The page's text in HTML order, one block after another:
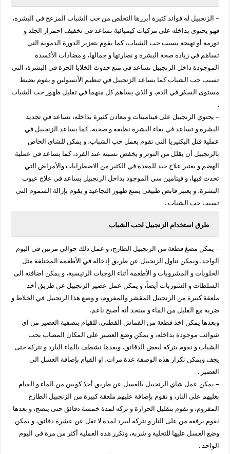
– الزنجبيل له فوائد كثيرة أبرزها التخلص من حب الشباب المزعج في البشرة،
فهو يحتوي بداخله على مركبات كيميائية تساعد في تخفيف احمرار الجلد و
تورمه أو تهيجه بسبب حب الشباب، كما يقوم بتعزيز الدورة الدموية التي
تساهم في زيادة صحة البشرة و نضارتها و جمالها، و مضادات الأكسدة
الموجودة داخل الزنجبيل تساعد في منع حدوث الخلايا الحرة في البشرة، التي
تسبب حب الشباب كما يساعد الزنجبيل في تنظيم الأنسولين و يقوم بضبط
مستوى السكر في الدم، و الذي يساهم كل منهما في تقليل ظهور حب الشباب
.
– يحتوي الزنجبيل على فيتامينات و معادن كثيرة بداخله، تساعد في تجديد
البشرة و تساعد في بقاء البشرة نظيفة و صحية، كما يساعد الزنجبيل في
عملية قتل البكتيريا التي تقوم بعمل حب الشباب، و يمكن للشاي الخاص
بالزنجبيل أن يقلل من التوتر و يخفض نسبته عند الفرد، كما يساعد في عملية
الهضم و يعتبر علاج جيد للمعدة في الكثير من الاضطرابات والأمراض التي
تحدث فيها، و فيتامين سي الموجود بداخل الزنجبيل يساعد في علاج عيوب
البشرة، و يعتبر قابض طبيعي يمنع ظهور التجاعيد و يقوم بإزالة السموم التي
تسبب حب الشباب .
طرق استخدام الزنجبيل لحب الشباب
– يمكن مضغ قطعة من الزنجبيل الطازج، و عمل ذلك حوالي مرتين في اليوم
الواحد، ويمكن تناول الزنجبيل عن طريق إدخاله في الأطعمة المختلفة مثل
الحلويات و المشروبات و الأطعمة أثناء الوجبات الرئيسية، و يمكن اضافته الى
السلطات و الشوربات أيضاً، و يمكن عمل عصير الزنجبيل عن طريق أخذ
ملعقة كبيرة من الزنجبيل المقشر والمفروم، و وضع هذا الزنجبيل في الخلاط و
ضربه مع القليل من الماء و سنجد أنه أصبح ناعم.
وبعدها يمكن اخذ قطعة من القماش القطني، للقيام بتصفية العصير من اي
شوائب موجودة بداخله، و يمكن وضع العصير على المكان المصاب بحب
الشباب و نقوم بتركه لبعض الدقائق، وبعدها نشطف بالماء البارد و نتركه حتى
يجف ويمكن تكرار هذه الوصفة عدة مرات، او القيام بإضافة العسل الى
العصير .
– يمكن عمل شاي الزنجبيل بالعسل عن طريق أخذ كوبين من الماء و القيام
بغليهم على النار، و نقوم بإضافة عليهم ملعقة كبيرة من الزنجبيل الطازج
المفروم، و نقوم بتقليل الحرارة و تركه لمدة خمسة دقائق حتى ينضج، و بعدها
نقوم برفعه من على النار و نتركه ليبرد لمدة لا تقل عن عشرة دقائق، و يمكن
وضع العسل عليها للتحلية و شربه، وتكرر هذه العملية أكثر من مرة في اليوم
الواحد .